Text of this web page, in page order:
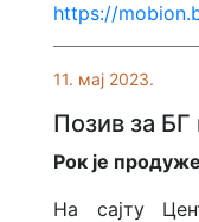
https://
11. мај 2023.
Позив за БГ
Рок је
На сајту